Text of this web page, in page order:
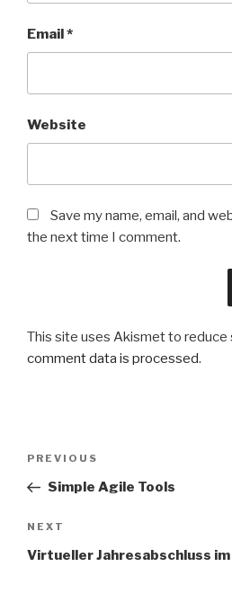
Email*
Website
Save my name, email, and
the next time I comment.
This site uses Akismet to reduce
comment data is processed.
Previous
Post
PREVIOUS
Simple Agile Tools
Next
Post
NEXT
Virtueller Jahresabschluss im